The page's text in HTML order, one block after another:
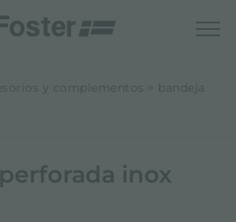
y complementos
bandeja
inox